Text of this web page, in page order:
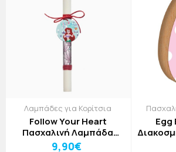
Λαμπάδες για Κορίτσια
Follow Your Heart
Πασχαλινή Λαμπάδα
30cm
9,90€
Egg
Αυγό